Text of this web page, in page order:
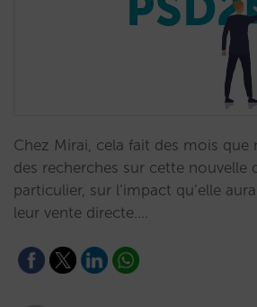
Chez Mirai, cela fait des mois que
des recherches sur cette nouvelle
particulier, sur l’impact qu’elle
leur vente directe.…